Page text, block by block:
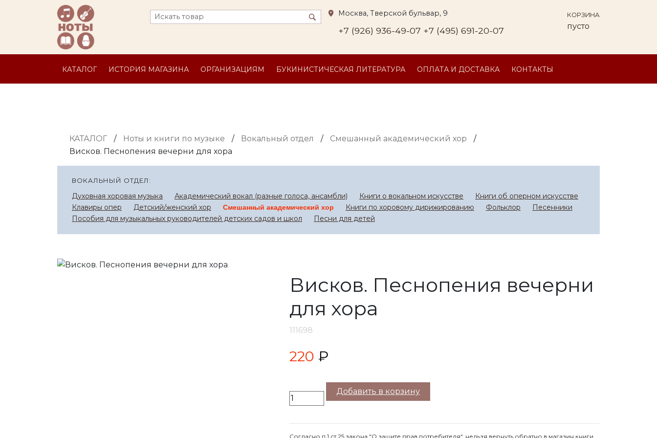
Москва, Тверской бульвар, 9
+7 (926) 936-49-07 +7 (495) 691-20-07
КОРЗИНА
пусто
КАТАЛОГ ИСТОРИЯ МАГАЗИНА ОРГАНИЗАЦИЯМ БУКИНИСТИЧЕСКАЯ ЛИТЕРАТУРА ОПЛАТА И ДОСТАВКА КОНТАКТЫ
КАТАЛОГ / Ноты и книги по музыке / Вокальный отдел / Смешанный академический хор
/
Висков. Песнопения вечерни для хора
ВОКАЛЬНЫЙ ОТДЕЛ:
Духовная хоровая музыка Академический вокал (разные голоса, ансамбли) Книги о вокальном искусстве
Книги об оперном искусстве
Клавиры опер
Детский/женский хор Смешанный академический хор Книги по хоровому дирижированию Фольклор
Песенники
Пособия для музыкальных руководителей детских садов и школ
Песни для детей
Висков. Песнопения вечерни
для хора
111698
220 ₽
Добавить в корзину
Согласно п.1 ст.25 закона "О защите прав потребителя", нельзя вернуть обратно в магазин книги,